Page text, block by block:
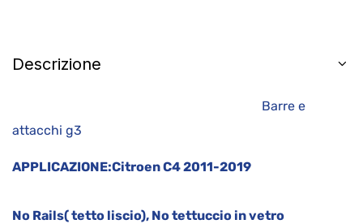
Descrizione
Barre e
attacchi g3
APPLICAZIONE:Citroen C4 2011-2019
No Rails( tetto liscio), No tettuccio in vetro